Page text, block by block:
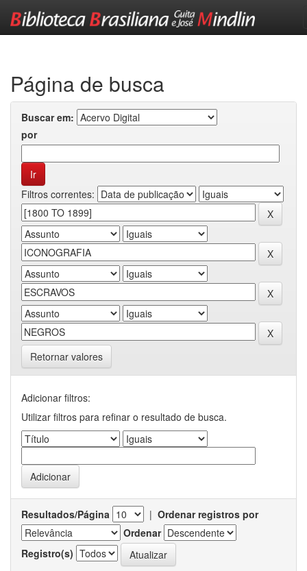
Página de busca
Buscar em:
por
Filtros correntes:
Retornar valores
Adicionar filtros:
Utilizar filtros para refinar o resultado de busca.
Resultados/Página | Ordenar registros por
Ordenar
Registro(s)